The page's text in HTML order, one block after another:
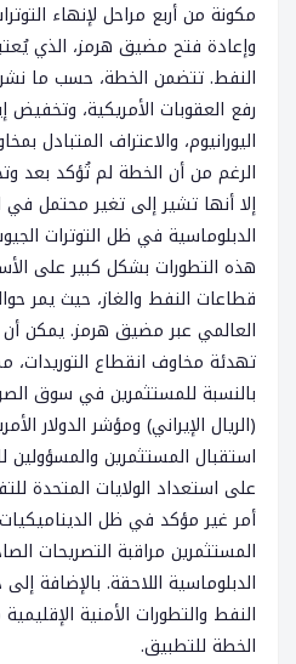
مكونة من أربع مراحل لإنهاء
وإعادة فتح مضيق هرمز، الذي
النفط. تتضمن الخطة، حسب ما
رفع العقوبات الأمريكية،
اليورانيوم، والاعتراف المتبادل
الرغم من أن الخطة لم تُؤكد بعد
إلا أنها تشير إلى تغير محتمل في
الدبلوماسية في ظل التوترات
هذه التطورات بشكل كبير على
العالمي عبر مضيق هرمز. يمكن
تهدئة مخاوف انقطاع التوريدات،
بالنسبة للمستثمرين في سوق
(الريال الإيراني) ومؤشر الدولار
استقبال المستثمرين
على استعداد الولايات المتحدة
أمر غير مؤكد في ظل
المستثمرين مراقبة التصريحات
الدبلوماسية اللاحقة. بالإضافة
النفط والتطورات الأمنية
الخطة للتطبيق.